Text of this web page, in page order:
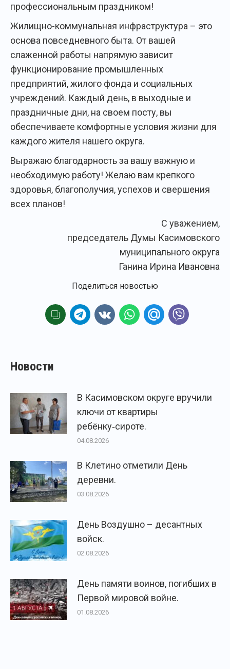
профессиональным праздником!
Жилищно-коммунальная инфраструктура – это
основа повседневного быта. От вашей
слаженной работы напрямую зависит
функционирование промышленных
предприятий, жилого фонда и социальных
учреждений. Каждый день, в выходные и
праздничные дни, на своем посту, вы
обеспечиваете комфортные условия жизни для
каждого жителя нашего округа.
Выражаю благодарность за вашу важную и
необходимую работу! Желаю вам крепкого
здоровья, благополучия, успехов и свершения
всех планов!
С уважением,
председатель Думы Касимовского
муниципального округа
Ганина Ирина Ивановна
Поделиться новостью
Новости
В Касимовском округе вручили
ключи от квартиры
ребёнку‑сироте.
04.08.2026
В Клетино отметили День
деревни.
03.08.2026
День Воздушно – десантных
войск.
02.08.2026
День памяти воинов, погибших в
Первой мировой войне.
01.08.2026